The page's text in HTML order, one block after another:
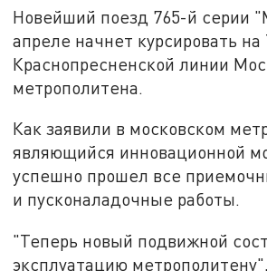
Новейший поезд 765-й серии
апреле начнет курсировать на
Краснопресненской линии
метрополитена.
Как заявили в московском
являющийся инновационной
успешно прошел все
и пусконаладочные работы.
"Теперь новый подвижной
эксплуатацию